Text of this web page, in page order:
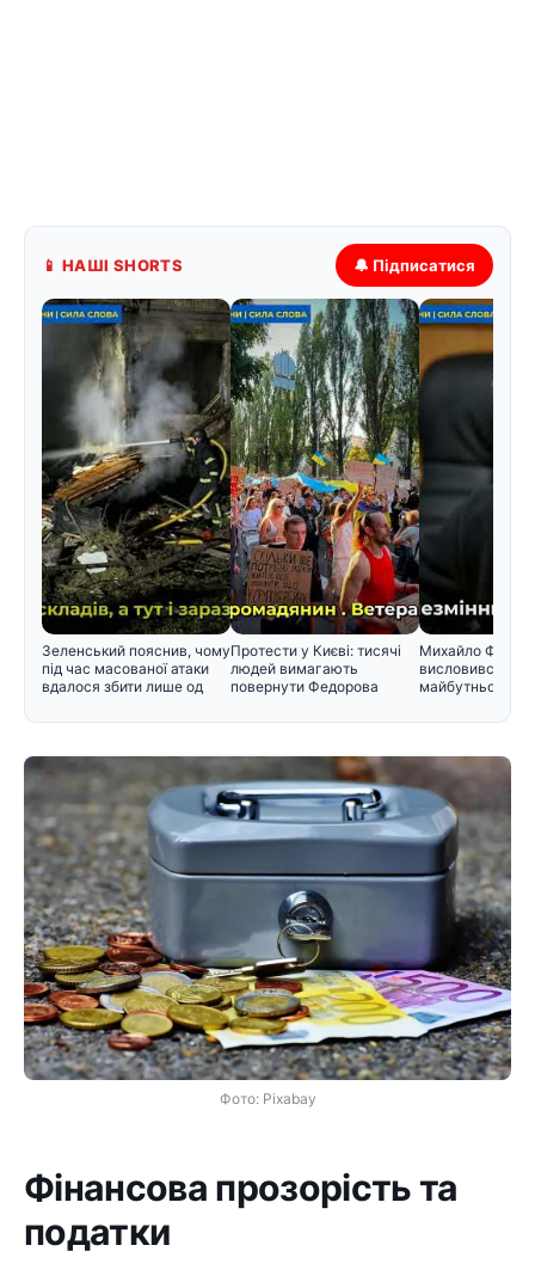
📱 НАШІ SHORTS 🔔 Підписатися
Зеленський пояснив, чому
під час масованої атаки
вдалося збити лише од
Протести у Києві: тисячі
людей вимагають
повернути Федорова
Михайло
висловився
майбутнього в
Фото: Pixabay
Фінансова прозорість та
податки